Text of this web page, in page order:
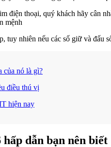
điện thoại, quý khách hãy cân
mệnh
tuy nhiên nếu các số giữ và đấu
của nó là gì?
điều thú vị
hiện nay
dẫn bạn nên biết